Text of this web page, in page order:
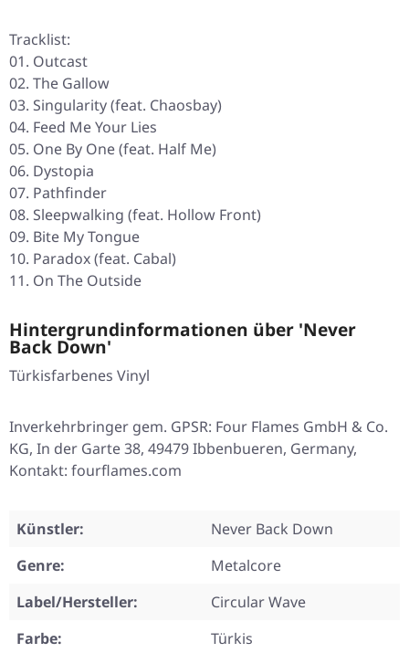
Tracklist:
01. Outcast
02. The Gallow
03. Singularity (feat. Chaosbay)
04. Feed Me Your Lies
05. One By One (feat. Half Me)
06. Dystopia
07. Pathfinder
08. Sleepwalking (feat. Hollow Front)
09. Bite My Tongue
10. Paradox (feat. Cabal)
11. On The Outside
Hintergrundinformationen über 'Never
Back Down'
Türkisfarbenes Vinyl
Inverkehrbringer gem. GPSR: Four Flames GmbH & Co.
KG, In der Garte 38, 49479 Ibbenbueren, Germany,
Kontakt: fourflames.com
Künstler:
Never Back Down
Genre:
Metalcore
Label/Hersteller:
Circular Wave
Farbe:
Türkis